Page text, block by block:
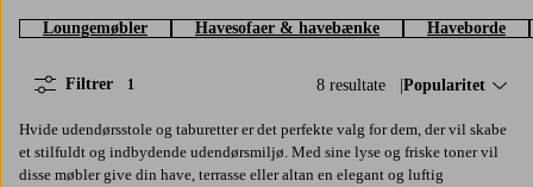
Loungemøbler Havesofaer & havebænke Haveborde
8 resultate Sorter efter:
Popularitet
Filtrer 1
Hvide udendørsstole og taburetter er det perfekte valg for dem, der vil skabe
et stilfuldt og indbydende udendørsmiljø. Med sine lyse og friske toner vil
disse møbler give din have, terrasse eller altan en elegant og luftig